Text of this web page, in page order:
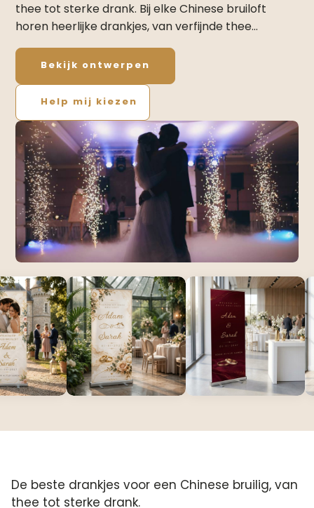
thee tot sterke drank. Bij elke Chinese bruiloft
horen heerlijke drankjes, van verfijnde thee…
Bekijk ontwerpen
Help mij kiezen
De beste drankjes voor een Chinese bruilig, van
thee tot sterke drank.